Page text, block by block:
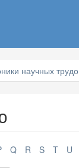
научных
Q R S T U